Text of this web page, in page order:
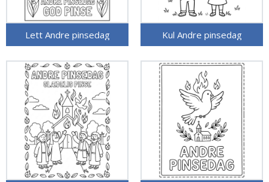
Lett Andre pinsedag Kul Andre pinsedag